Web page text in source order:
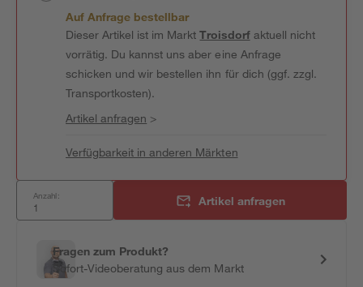
Auf Anfrage bestellbar
Dieser Artikel ist im MarktTroisdorfaktuell nicht
vorrätig. Du kannst uns aber eine Anfrage
schicken und wir bestellen ihn für dich (ggf. zzgl.
Transportkosten).
Artikel anfragen >
Verfügbarkeit in anderen Märkten
Anzahl: Artikel anfragen
Fragen zum Produkt?
Sofort-Videoberatung aus dem Markt